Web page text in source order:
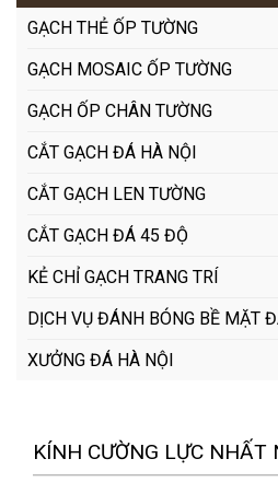
GẠCH THẺ ỐP TƯỜNG
GẠCH MOSAIC ỐP TƯỜNG
GẠCH ỐP CHÂN TƯỜNG
CẮT GẠCH ĐÁ HÀ NỘI
CẮT GẠCH LEN TƯỜNG
CẮT GẠCH ĐÁ 45 ĐỘ
KẺ CHỈ GẠCH TRANG TRÍ
DỊCH VỤ ĐÁNH BÓNG BỀ MẶT
XƯỞNG ĐÁ HÀ NỘI
KÍNH CƯỜNG LỰC NHẤT